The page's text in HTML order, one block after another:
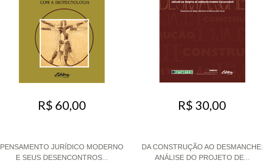
R$ 60,00
PENSAMENTO JURÍDICO MODERNO
E SEUS DESENCONTROS...
R$ 30,00
DA CONSTRUÇÃO AO DESMANCHE:
ANÁLISE DO PROJETO DE...